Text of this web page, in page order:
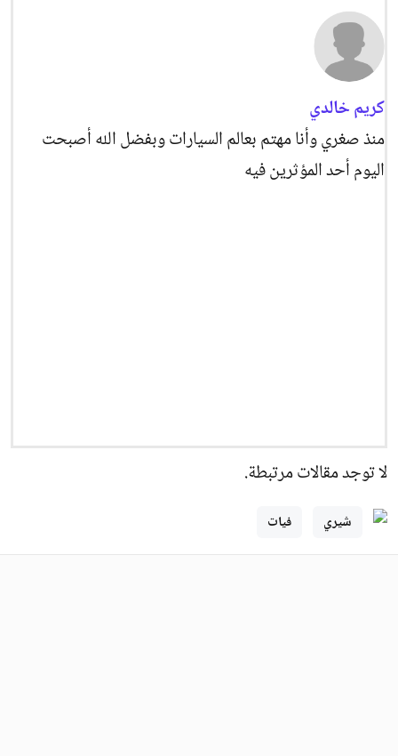
كريم خالدي
منذ صغري وأنا مهتم بعالم السيارات وبفضل الله أصبحت
اليوم أحد المؤثرين فيه
لا توجد مقالات مرتبطة.
شيري فيات